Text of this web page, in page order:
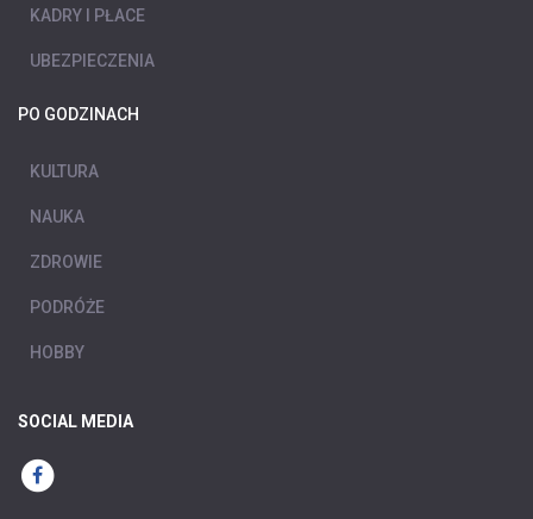
KADRY I PŁACE
UBEZPIECZENIA
PO GODZINACH
KULTURA
NAUKA
ZDROWIE
PODRÓŻE
HOBBY
SOCIAL MEDIA